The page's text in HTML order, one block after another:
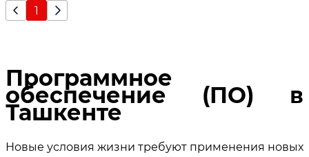
1
Программное
обеспечение (ПО) в
Ташкенте
Новые условия жизни требуют применения новых